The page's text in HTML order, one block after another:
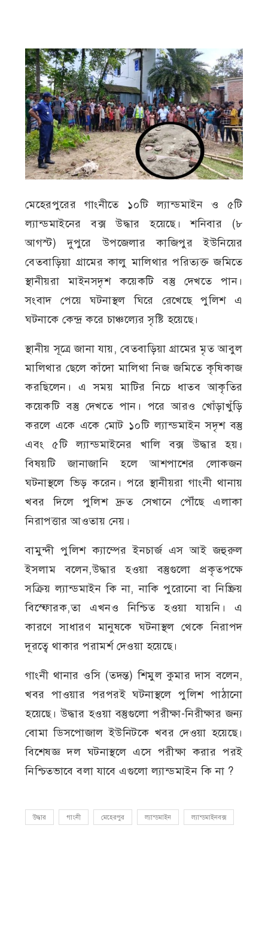
মেহেরপুরের গাংনীতে ১০টি ল্যান্ডমাইন ও ৫টি
ল্যান্ডমাইনের বক্স উদ্ধার হয়েছে। শনিবার (৮
আগস্ট) দুপুরে উপজেলার কাজিপুর ইউনিয়ের
বেতবাড়িয়া গ্রামের কালু মালিথার পরিত্যক্ত জমিতে
স্থানীয়রা মাইনসদৃশ কয়েকটি বস্তু দেখতে পান।
সংবাদ পেয়ে ঘটনাস্থল ঘিরে রেখেছে পুলিশ এ
ঘটনাকে কেন্দ্র করে চাঞ্চল্যের সৃষ্টি হয়েছে।
স্থানীয় সূত্রে জানা যায়, বেতবাড়িয়া গ্রামের মৃত আবুল
মালিথার ছেলে কাঁদো মালিথা নিজ জমিতে কৃষিকাজ
করছিলেন। এ সময় মাটির নিচে ধাতব আকৃতির
কয়েকটি বস্তু দেখতে পান। পরে আরও খোঁড়াখুঁড়ি
করলে একে একে মোট ১০টি ল্যান্ডমাইন সদৃশ বস্তু
এবং ৫টি ল্যান্ডমাইনের খালি বক্স উদ্ধার হয়।
বিষয়টি জানাজানি হলে আশপাশের লোকজন
ঘটনাস্থলে ভিড় করেন। পরে স্থানীয়রা গাংনী থানায়
খবর দিলে পুলিশ দ্রুত সেখানে পৌঁছে এলাকা
নিরাপত্তার আওতায় নেয়।
বামুন্দী পুলিশ ক্যাম্পের ইনচার্জ এস আই জহুরুল
ইসলাম বলেন,উদ্ধার হওয়া বস্তুগুলো প্রকৃতপক্ষে
সক্রিয় ল্যান্ডমাইন কি না, নাকি পুরোনো বা নিষ্ক্রিয়
বিস্ফোরক,তা এখনও নিশ্চিত হওয়া যায়নি। এ
কারণে সাধারণ মানুষকে ঘটনাস্থল থেকে নিরাপদ
দূরত্বে থাকার পরামর্শ দেওয়া হয়েছে।
গাংনী থানার ওসি (তদন্ত) শিমুল কুমার দাস বলেন,
খবর পাওয়ার পরপরই ঘটনাস্থলে পুলিশ পাঠানো
হয়েছে। উদ্ধার হওয়া বস্তুগুলো পরীক্ষা-নিরীক্ষার জন্য
বোমা ডিসপোজাল ইউনিটকে খবর দেওয়া হয়েছে।
বিশেষজ্ঞ দল ঘটনাস্থলে এসে পরীক্ষা করার পরই
নিশ্চিতভাবে বলা যাবে এগুলো ল্যান্ডমাইন কি না ?
উদ্ধার গাংনী মেহেরপুর ল্যান্ডমাইন ল্যান্ডমাইনবক্স